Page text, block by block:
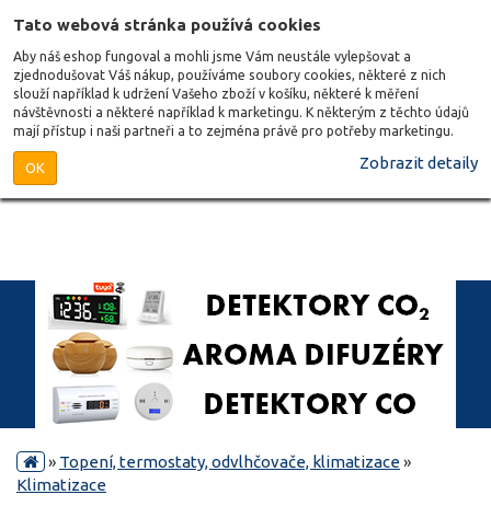
Tato webová stránka používá cookies
Aby náš eshop fungoval a mohli jsme Vám neustále vylepšovat a
zjednodušovat Váš nákup, používáme soubory cookies, některé z nich
slouží například k udržení Vašeho zboží v košíku, některé k měření
návštěvnosti a některé například k marketingu. K některým z těchto údajů
mají přístup i naši partneři a to zejména právě pro potřeby marketingu.
OK Zobrazit detaily
» Topení, termostaty, odvlhčovače, klimatizace»
Klimatizace